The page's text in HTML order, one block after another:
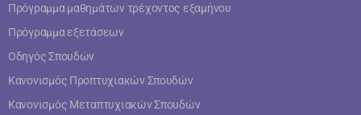
Πρόγραμμα μαθημάτων τρέχοντος εξαμήνου
Πρόγραμμα εξετάσεων
Οδηγός Σπουδών
Κανονισμός Προπτυχιακών Σπουδών
Κανονισμός Μεταπτυχιακών Σπουδών